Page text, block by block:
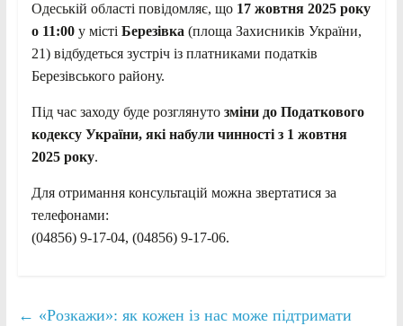
Одеській області повідомляє, що 17 жовтня 2025 року
о 11:00у місті Березівка (площа Захисників України,
21) відбудеться зустріч із платниками податків
Березівського району.
Під час заходу буде розглянуто зміни до Податкового
кодексу України, які набули чинності з 1 жовтня
2025 року.
Для отримання консультацій можна звертатися за
телефонами:
(04856) 9-17-04, (04856) 9-17-06.
← «Розкажи»: як кожен із нас може підтримати